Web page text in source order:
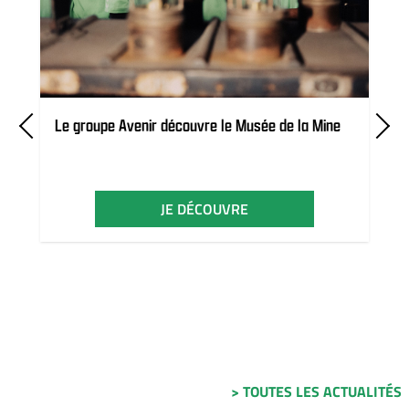
Le groupe Avenir découvre le Musée de la Mine
JE DÉCOUVRE
> TOUTES LES ACTUALITÉS